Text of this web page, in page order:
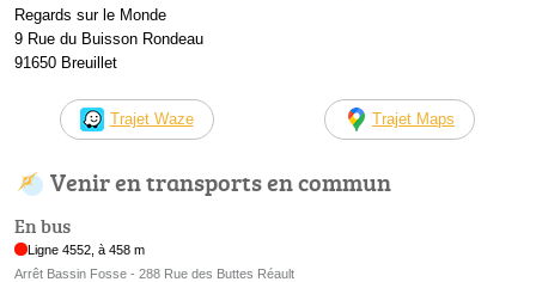
Regards sur le Monde
9 Rue du Buisson Rondeau
91650 Breuillet
Trajet Waze Trajet Maps
Venir en transports en commun
En bus
Ligne 4552, à 458 m
Arrêt Bassin Fosse - 288 Rue des Buttes Réault